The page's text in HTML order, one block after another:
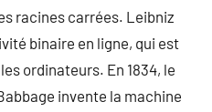
racines carrées. Leibniz
binaire en ligne, qui est
ordinateurs. En 1834, le
invente la machine